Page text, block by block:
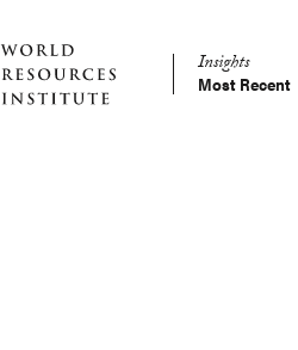
Main
Insights
Most Recent